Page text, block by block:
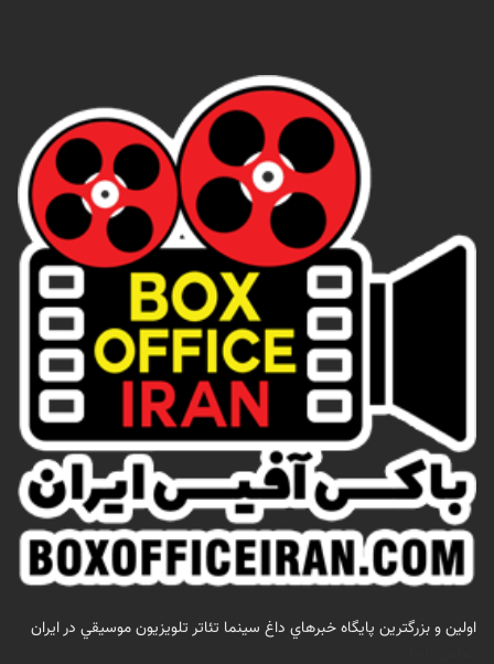
اولين و بزرگترين پايگاه خبرهاي داغ سينما تئاتر تلويزيون موسيقي در ايران